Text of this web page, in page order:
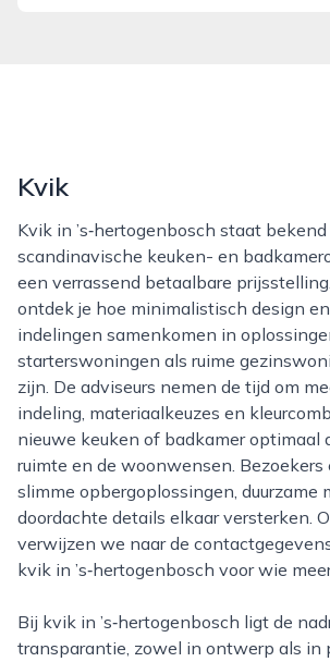
Kvik
Kvik in ’s‑hertogenbosch staat bekend om zijn strakke,
scandinavische keuken- en
een verrassend betaalbare
ontdek je hoe minimalistisch design
indelingen samenkomen in
starterswoningen als ruime
zijn. De adviseurs nemen de tijd om
indeling, materiaalkeuzes en
nieuwe keuken of badkamer optimaal
ruimte en de woonwensen. Bezoekers
slimme opbergoplossingen, duurzame
doordachte details elkaar versterken.
verwijzen we naar de
kvik in ’s‑hertogenbosch voor wie
Bij kvik in ’s‑hertogenbosch ligt de nadruk op
transparantie, zowel in ontwerp als in